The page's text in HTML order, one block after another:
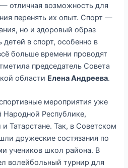
отличная возможность для
перенять их опыт. Спорт —
но и здоровый образ
в спорт, особенно в
больше времени проводят
председатель Совета
области Елена Андреева.
мероприятия уже
Народной Республике,
Татарстане. Так, в Советском
дружеские состязания по
учеников школ района. В
волейбольный турнир для